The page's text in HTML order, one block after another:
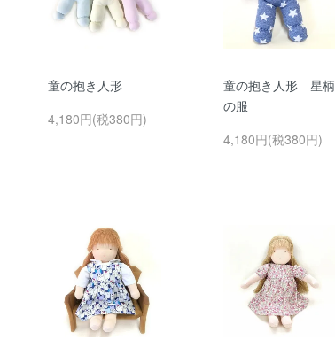
童の抱き人形
4,180円(税380円)
童の抱き人形 星柄
の服
4,180円(税380円)